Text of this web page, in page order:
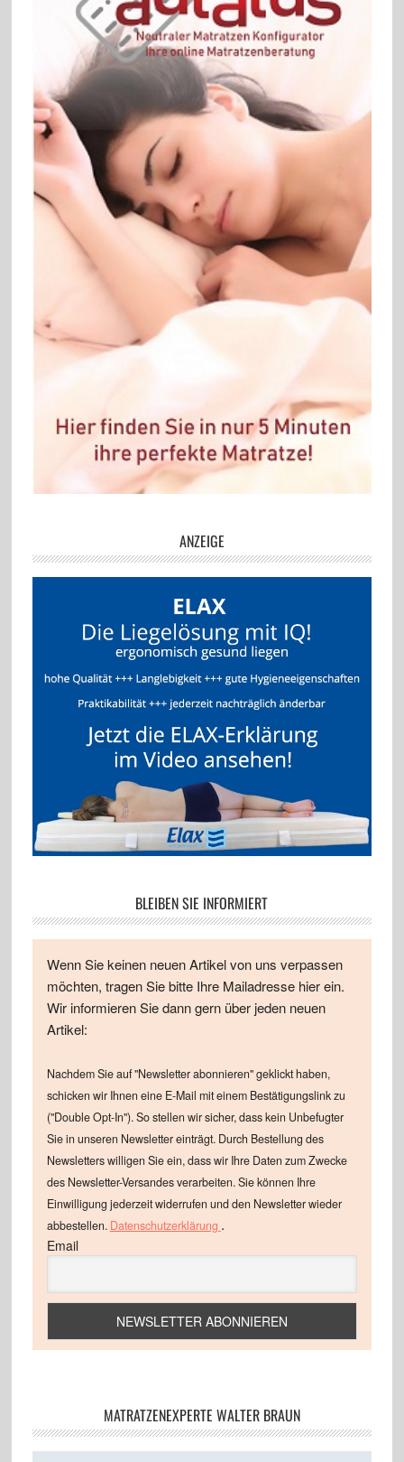
ANZEIGE
BLEIBEN SIE INFORMIERT
Wenn Sie keinen neuen Artikel von uns verpassen
möchten, tragen Sie bitte Ihre Mailadresse hier ein.
Wir informieren Sie dann gern über jeden neuen
Artikel:
Nachdem Sie auf "Newsletter abonnieren" geklickt haben,
schicken wir Ihnen eine E-Mail mit einem Bestätigungslink zu
("Double Opt-In"). So stellen wir sicher, dass kein Unbefugter
Sie in unseren Newsletter einträgt. Durch Bestellung des
Newsletters willigen Sie ein, dass wir Ihre Daten zum Zwecke
des Newsletter-Versandes verarbeiten. Sie können Ihre
Einwilligung jederzeit widerrufen und den Newsletter wieder
abbestellen. Datenschutzerklärung .
Email
MATRATZENEXPERTE WALTER BRAUN